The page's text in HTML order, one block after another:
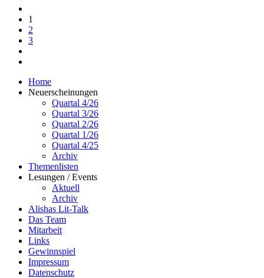
1
2
3
Home
Neuerscheinungen
Quartal 4/26
Quartal 3/26
Quartal 2/26
Quartal 1/26
Quartal 4/25
Archiv
Themenlisten
Lesungen / Events
Aktuell
Archiv
Alishas Lit-Talk
Das Team
Mitarbeit
Links
Gewinnspiel
Impressum
Datenschutz